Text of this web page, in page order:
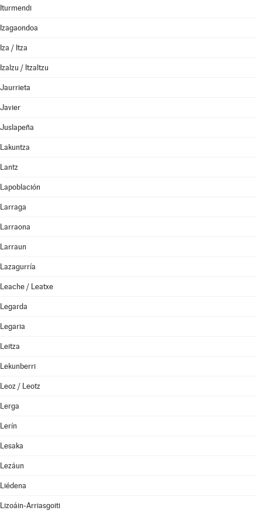
Iturmendi
Izagaondoa
Iza / Itza
Izalzu / Itzaltzu
Jaurrieta
Javier
Juslapeña
Lakuntza
Lantz
Lapoblación
Larraga
Larraona
Larraun
Lazagurría
Leache / Leatxe
Legarda
Legaria
Leitza
Lekunberri
Leoz / Leotz
Lerga
Lerín
Lesaka
Lezáun
Liédena
Lizoáin-Arriasgoiti